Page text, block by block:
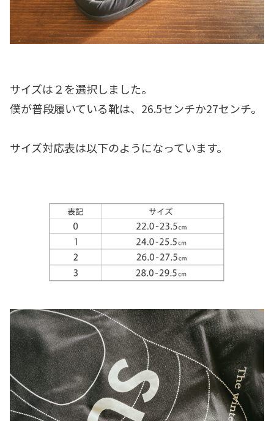
サイズは２を選択しました。
僕が普段履いている靴は、26.5センチか27センチ。
サイズ対応表は以下のようになっています。